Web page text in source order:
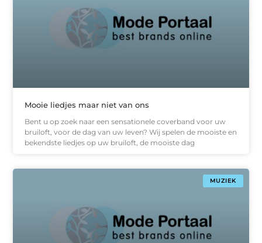
Mooie liedjes maar niet van ons
Bent u op zoek naar een sensationele coverband voor uw
bruiloft, voor de dag van uw leven? Wij spelen de mooiste en
bekendste liedjes op uw bruiloft, de mooiste dag
MUZIEK